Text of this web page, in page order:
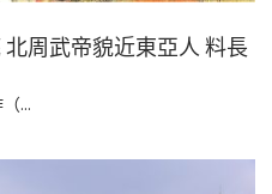
周武帝貌近東亞人 料長
...